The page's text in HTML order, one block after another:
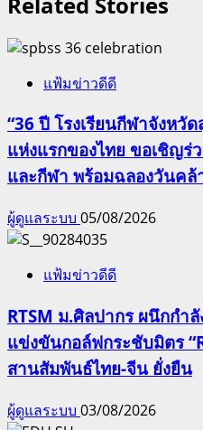
แฟ้มข่าวดีดี
“36 ปี โรงเรียนกีฬาจังหวั
แห่งแรกของไทย ขอเชิญร่
และกีฬา พร้อมฉลองวันค
ผู้ดูแลระบบ 05/08/2026
แฟ้มข่าวดีดี
RTSM ม.ศิลปากร ผนึกกำ
แข่งขันกอล์ฟกระชับมิตร
สานสัมพันธ์ไทย-จีน ยั่งยืน
ผู้ดูแลระบบ 03/08/2026